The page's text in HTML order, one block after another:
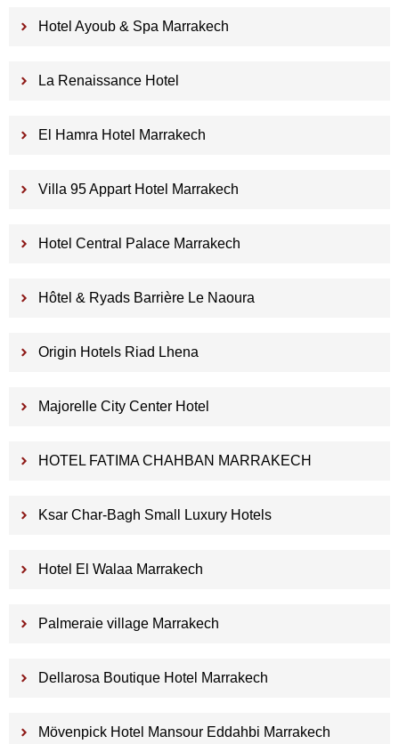
Hotel Ayoub & Spa Marrakech
La Renaissance Hotel
El Hamra Hotel Marrakech
Villa 95 Appart Hotel Marrakech
Hotel Central Palace Marrakech
Hôtel & Ryads Barrière Le Naoura
Origin Hotels Riad Lhena
Majorelle City Center Hotel
HOTEL FATIMA CHAHBAN MARRAKECH
Ksar Char-Bagh Small Luxury Hotels
Hotel El Walaa Marrakech
Palmeraie village Marrakech
Dellarosa Boutique Hotel Marrakech
Mövenpick Hotel Mansour Eddahbi Marrakech